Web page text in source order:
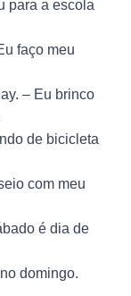
para a escola
faço meu
– Eu brinco
de bicicleta
com meu
é dia de
domingo.